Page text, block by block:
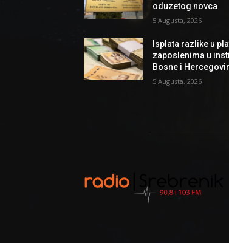
oduzetog novca
5 Augusta, 2026
Isplata razlike u
zaposlenima u
Bosne i
5 Augusta, 2026